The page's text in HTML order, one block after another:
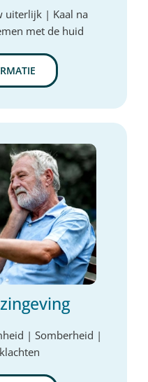
uiterlijk | Kaal na
met de huid
| Somberheid |